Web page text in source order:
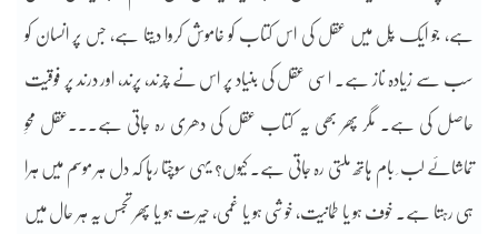
ہے، جو ایک پَل میں عقل کی اس کتاب کو خاموش کروا دیتا ہے، جس پر انسان کو
سب سے زیادہ ناز ہے۔ اسی عقل کی بنیاد پر اس نے چرند، پرند، اور درند پر فوقیت
حاصل کی ہے۔ مگر پھر بھی یہ کتاب عقل کی دھری رہ جاتی ہے۔۔۔عقل محوِ
تماشائے لب ِ بام ہاتھ ملتی رہ جاتی ہے۔ کیوں؟ یہی سوچتا رہا کہ دل ہر موسم میں ہرا
ہی رہتا ہے۔ خوف ہو یا طمانیت، خوشی ہو یا غمی، حیرت ہو یا پھر تجسس یہ ہر حال میں